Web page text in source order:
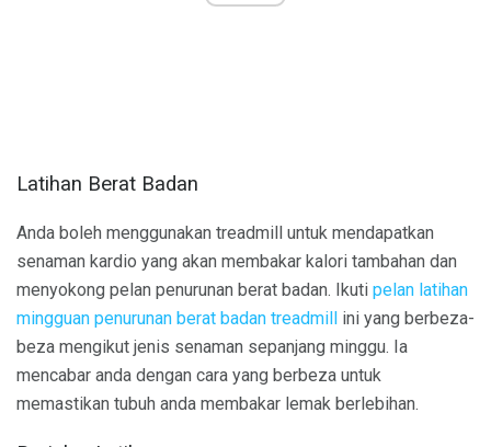
Latihan Berat Badan
Anda boleh menggunakan treadmill untuk mendapatkan
senaman kardio yang akan membakar kalori tambahan dan
menyokong pelan penurunan berat badan. Ikuti pelan latihan
mingguan penurunan berat badan treadmill ini yang berbeza-
beza mengikut jenis senaman sepanjang minggu. Ia
mencabar anda dengan cara yang berbeza untuk
memastikan tubuh anda membakar lemak berlebihan.